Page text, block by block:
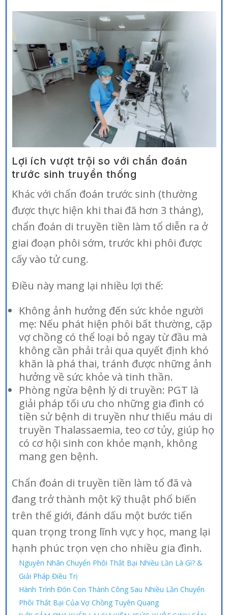
Lợi ích vượt trội so với chẩn đoán
trước sinh truyền thống
Khác với chẩn đoán trước sinh (thường
được thực hiện khi thai đã hơn 3 tháng),
chẩn đoán di truyền tiền làm tổ diễn ra ở
giai đoạn phôi sớm, trước khi phôi được
cấy vào tử cung.
Điều này mang lại nhiều lợi thế:
Không ảnh hưởng đến sức khỏe người
mẹ: Nếu phát hiện phôi bất thường, cặp
vợ chồng có thể loại bỏ ngay từ đầu mà
không cần phải trải qua quyết định khó
khăn là phá thai, tránh được những ảnh
hưởng về sức khỏe và tinh thần.
Phòng ngừa bệnh lý di truyền: PGT là
giải pháp tối ưu cho những gia đình có
tiền sử bệnh di truyền như thiếu máu di
truyền Thalassaemia, teo cơ tủy, giúp họ
có cơ hội sinh con khỏe mạnh, không
mang gen bệnh.
Chẩn đoán di truyền tiền làm tổ đã và
đang trở thành một kỹ thuật phổ biến
trên thế giới, đánh dấu một bước tiến
quan trọng trong lĩnh vực y học, mang lại
hạnh phúc trọn vẹn cho nhiều gia đình.
Nguyên Nhân Chuyển Phôi Thất Bại Nhiều Lần Là Gì? &
Giải Pháp Điều Trị
Hành Trình Đón Con Thành Công Sau Nhiều Lần Chuyển
Phôi Thất Bại Của Vợ Chồng Tuyên Quang